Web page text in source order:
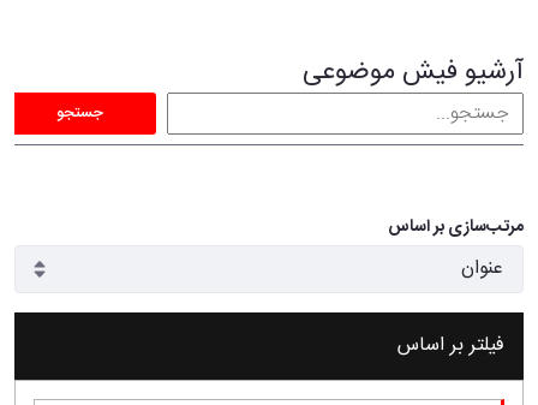
آرشیو فیش موضوعی
جستجو
مرتب‌سازی بر اساس
فیلتر بر اساس